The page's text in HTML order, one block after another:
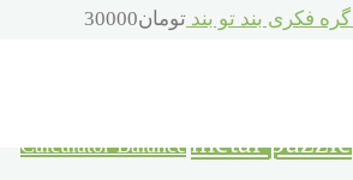
گره فکری بند تو بند تومان30000
Calculator Balance metal puzzle